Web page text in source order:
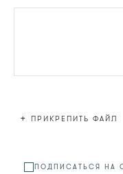
+ ПРИКРЕПИТЬ ФАЙЛ
ПОДПИСАТЬСЯ НА